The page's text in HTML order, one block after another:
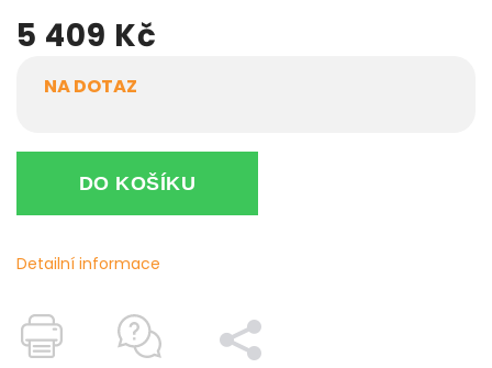
5 409 Kč
NA DOTAZ
DO KOŠÍKU
Detailní informace